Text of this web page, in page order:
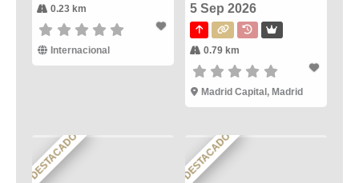
0.23 km
Internacional
5 Sep 2026
0.79 km
Madrid Capital, Madrid
DESTACADO DESTACADO